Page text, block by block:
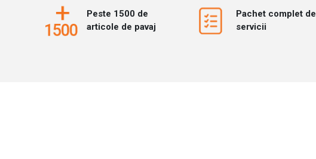
Peste 1500 de
articole de pavaj
Pachet complet de
servicii